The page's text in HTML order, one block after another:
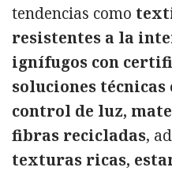
tendencias como
resistentes a la
ignífugos con
soluciones
control de luz,
fibras recicladas,
texturas ricas,